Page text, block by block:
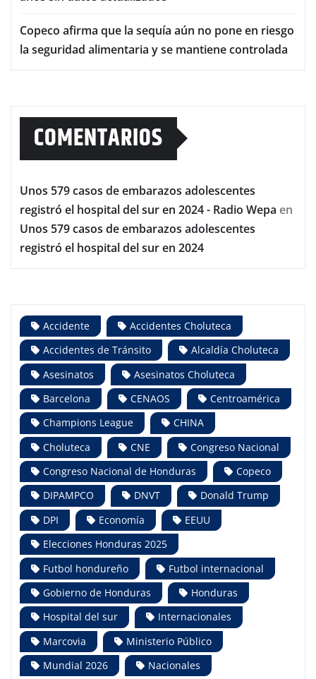
Copeco afirma que la sequía aún no pone en riesgo
la seguridad alimentaria y se mantiene controlada
COMENTARIOS
Unos 579 casos de embarazos adolescentes
registró el hospital del sur en 2024 - Radio Wepa en
Unos 579 casos de embarazos adolescentes
registró el hospital del sur en 2024
Accidente
Accidentes Choluteca
Accidentes de Tránsito
Alcaldía Choluteca
Asesinatos
Asesinatos Choluteca
Barcelona
CENAOS
Centroamérica
Champions League
CHINA
Choluteca
CNE
Congreso Nacional
Congreso Nacional de Honduras
Copeco
DIPAMPCO
DNVT
Donald Trump
DPI
Economía
EEUU
Elecciones Honduras 2025
Futbol hondureño
Futbol internacional
Gobierno de Honduras
Honduras
Hospital del sur
Internacionales
Marcovia
Ministerio Público
Mundial 2026
Nacionales